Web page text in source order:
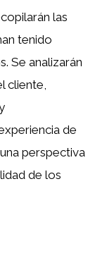
las
tenido
Se analizarán
cliente,
de
perspectiva
de los